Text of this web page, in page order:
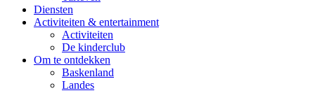
Diensten
Activiteiten & entertainment
Activiteiten
De kinderclub
Om te ontdekken
Baskenland
Landes